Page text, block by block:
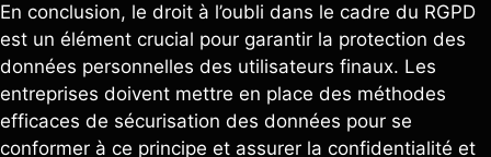
En conclusion, le droit à l’oubli dans le cadre du RGPD
est un élément crucial pour garantir la protection des
données personnelles des utilisateurs finaux. Les
entreprises doivent mettre en place des méthodes
efficaces de sécurisation des données pour se
conformer à ce principe et assurer la confidentialité et